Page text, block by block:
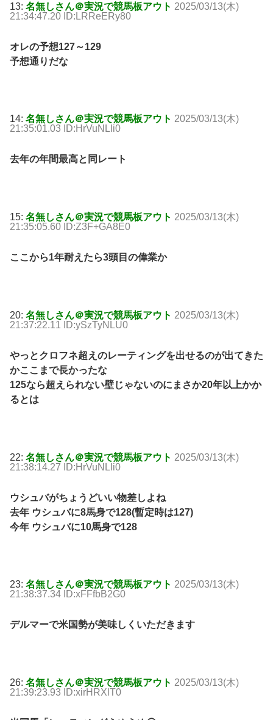
13: 名無しさん＠実況で競馬板アウト 2025/03/13(木)
21:34:47.20 ID:LRReERy80
オレの予想127～129
予想通りだな
14: 名無しさん＠実況で競馬板アウト 2025/03/13(木)
21:35:01.03 ID:HrVuNLli0
去年の年間最高と同レート
15: 名無しさん＠実況で競馬板アウト 2025/03/13(木)
21:35:05.60 ID:Z3F+GA8E0
ここから1年耐えたら3頭目の偉業か
20: 名無しさん＠実況で競馬板アウト 2025/03/13(木)
21:37:22.11 ID:ySzTyNLU0
やっとクロフネ超えのレーティングを出せるのが出てきた
かここまで長かったな
125なら超えられない壁じゃないのにまさか20年以上かか
るとは
22: 名無しさん＠実況で競馬板アウト 2025/03/13(木)
21:38:14.27 ID:HrVuNLli0
ウシュバがちょうどいい物差しよね
去年 ウシュバに8馬身で128(暫定時は127)
今年 ウシュバに10馬身で128
23: 名無しさん＠実況で競馬板アウト 2025/03/13(木)
21:38:37.34 ID:xFFfbB2G0
デルマーで米国勢が美味しくいただきます
26: 名無しさん＠実況で競馬板アウト 2025/03/13(木)
21:39:23.93 ID:xirHRXlT0